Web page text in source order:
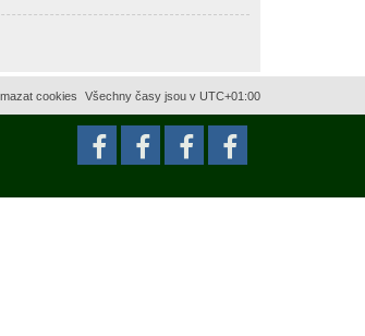
Všechny časy jsou v UTC+01:00
cookies